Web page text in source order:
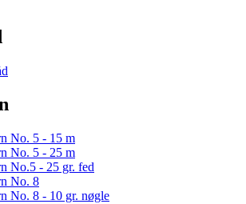
No. 5 - 15 m
No. 5 - 25 m
No.5 - 25 gr. fed
No. 8
No. 8 - 10 gr. nøgle